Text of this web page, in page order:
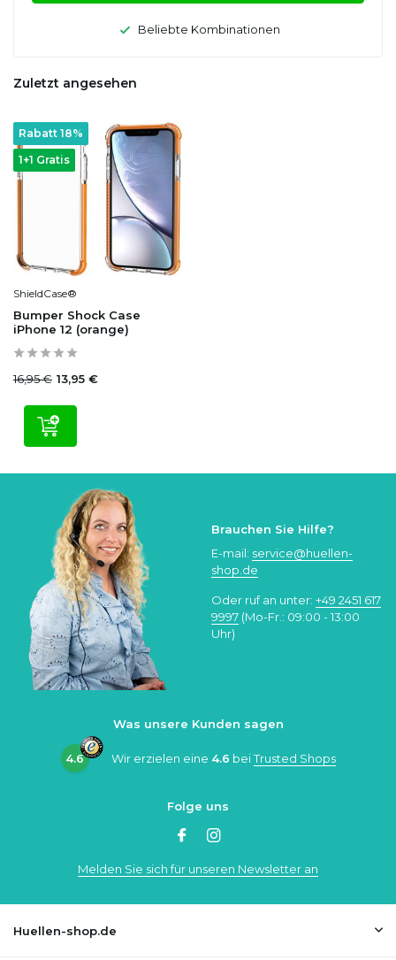
Beliebte Kombinationen
Zuletzt angesehen
1+1 Gratis
Rabatt 18%
ShieldCase®
Bumper Shock Case
iPhone 12 (orange)
16,95 € 13,95 €
Brauchen Sie Hilfe?
E-mail: service@huellen-
shop.de
Oder ruf an unter: +49 2451 617
9997 (Mo-Fr.: 09:00 - 13:00
Uhr)
Was unsere Kunden sagen
4.6 Wir erzielen eine 4.6 beiTrusted Shops
Folge uns
Melden Sie sich für unseren Newsletter an
Huellen-shop.de